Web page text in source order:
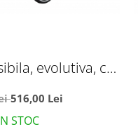
evolutiva, cu
SL06 crem
516,00 Lei
STOC